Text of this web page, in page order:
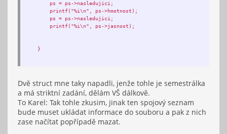
if (ps == NULL) {
printf("Chyba alokace paměti!\n");
ps->hmotnost;
ps->jasnost;
ps->nasledujici = *pps;
*pps = ps;
ps = ps->nasledujici;
printf("%i\n", ps->hmotnost);
ps = ps->nasledujici;
printf("%i\n", ps->jasnost);
}
int main() {
char c;
FILE *fa;
Dvě struct mne taky napadli, jenže tohle je semestrálka
a má striktní zadání, dělám VŠ dálkově.
To Karel: Tak tohle zkusim, jinak ten spojový seznam
bude muset ukládat informace do souboru a pak z nich
zase načítat popřípadě mazat.